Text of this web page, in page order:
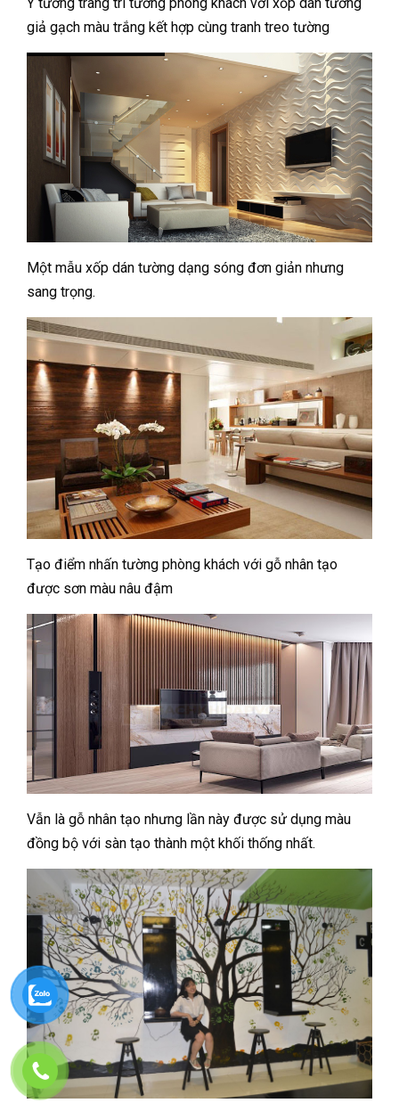
giả gạch màu trắng kết hợp cùng tranh treo tường
Một mẫu xốp dán tường dạng sóng đơn giản nhưng
sang trọng.
Tạo điểm nhấn tường phòng khách với gỗ nhân tạo
được sơn màu nâu đậm
Vẫn là gỗ nhân tạo nhưng lần này được sử dụng màu
đồng bộ với sàn tạo thành một khối thống nhất.